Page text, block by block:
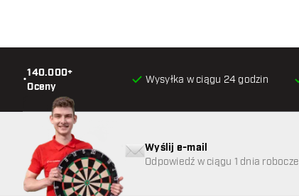
•
140.000+
Oceny
Wysyłka w ciągu 24 godzin
Wyślij e-mail
Odpowiedź w ciągu 1 dnia